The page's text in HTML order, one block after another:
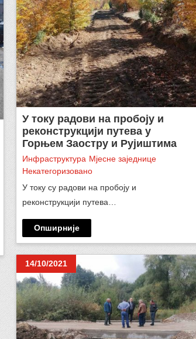
У току радови на пробоју и
реконструкцији путева у
Горњем Заостру и Рујиштима
Инфраструктура Мјесне заједнице
Некатегоризовано
У току су радови на пробоју и
реконструкцији путева…
Опширније
14/10/2021